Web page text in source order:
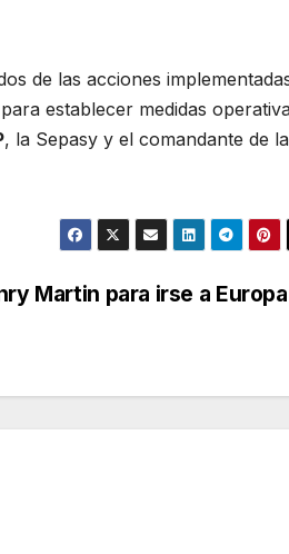
de las acciones
establecer medidas
, la Sepasy y el comandante de la
Martin para irse a